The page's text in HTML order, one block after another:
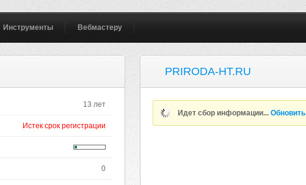
Инструменты Вебмастеру
13 лет
Истек срок регистрации
0
PRIRODA-HT.RU
Идет сбор информации...Обновить